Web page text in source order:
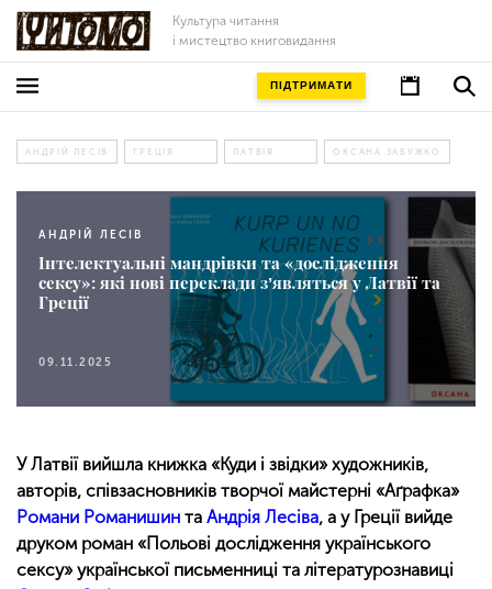
Культура читання
і мистецтво книговидання
ПІДТРИМАТИ
АНДРІЙ ЛЕСІВ ГРЕЦІЯ ЛАТВІЯ ОКСАНА ЗАБУЖКО
АНДРІЙ ЛЕСІВ
Інтелектуальні мандрівки та «дослідження
сексу»: які нові переклади зʼявляться у Латвії та
Греції
09.11.2025
У Латвії вийшла книжка «Куди і звідки» художників,
авторів, співзасновників творчої майстерні «Аґрафка»
Романи Романишин та Андрія Лесіва, а у Греції вийде
друком роман «Польові дослідження українського
сексу» української письменниці та літературознавиці